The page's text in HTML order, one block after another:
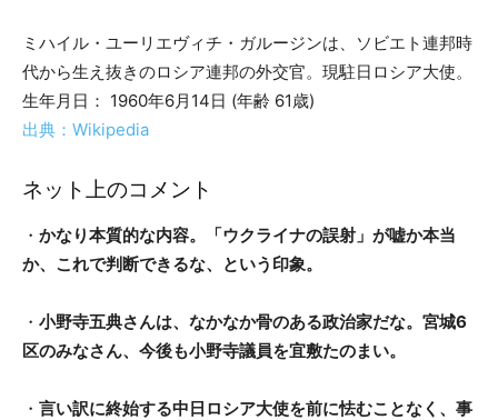
ミハイル・ユーリエヴィチ・ガルージンは、ソビエト連邦時
代から生え抜きのロシア連邦の外交官。現駐日ロシア大使。
生年月日： 1960年6月14日 (年齢 61歳)
出典：Wikipedia
ネット上のコメント
・ かなり本質的な内容。「ウクライナの誤射」が嘘か本当
か、これで判断できるな、という印象。
・ 小野寺五典さんは、なかなか骨のある政治家だな。宮城6
区のみなさん、今後も小野寺議員を宜敷たのまい。
・ 言い訳に終始する中日ロシア大使を前に怯むことなく、事